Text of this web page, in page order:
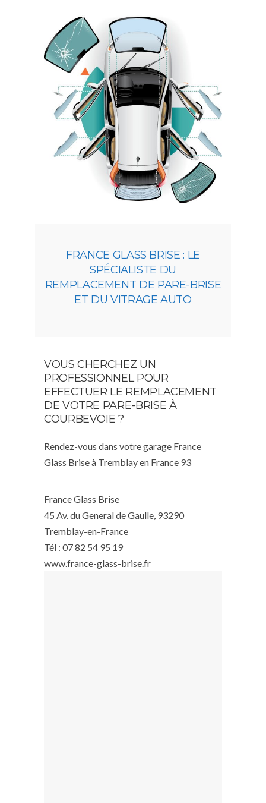
FRANCE GLASS BRISE : LE
SPÉCIALISTE DU
REMPLACEMENT DE PARE-BRISE
ET DU VITRAGE AUTO
VOUS CHERCHEZ UN
PROFESSIONNEL POUR
EFFECTUER LE REMPLACEMENT
DE VOTRE PARE-BRISE À
COURBEVOIE ?
Rendez-vous dans votre garage France
Glass Brise à Tremblay en France 93
France Glass Brise
45 Av. du General de Gaulle, 93290
Tremblay-en-France
Tél : 07 82 54 95 19
www.france-glass-brise.fr